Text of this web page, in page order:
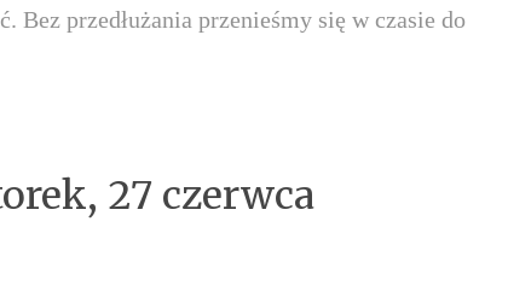
Bez przedłużania przenieśmy się w czasie do
27 czerwca